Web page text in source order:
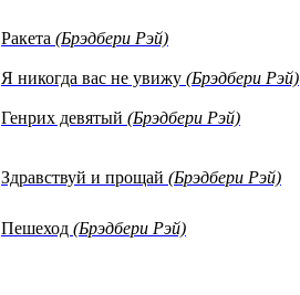
Ракета (Брэдбери Рэй)
Я никогда вас не увижу (Брэдбери Рэй)
Генрих девятый (Брэдбери Рэй)
Здравствуй и прощай (Брэдбери Рэй)
Пешеход (Брэдбери Рэй)